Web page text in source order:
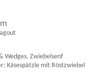
Wedges, Zwiebelsenf
Käsespätzle mit Röstzwiebel